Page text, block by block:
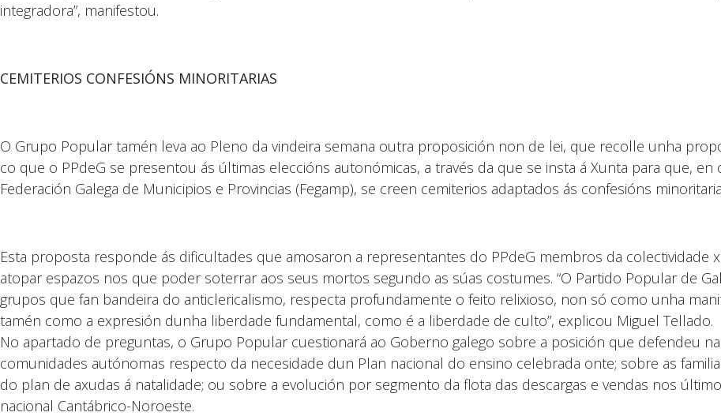
integradora”, manifestou.
CEMITERIOS CONFESIÓNS MINORITARIAS
O Grupo Popular tamén leva ao Pleno da vindeira semana outra proposición non de lei, que recolle unha
co que o PPdeG se presentou ás últimas eleccións autonómicas, a través da que se insta á Xunta para que, en
Federación Galega de Municipios e Provincias (Fegamp), se creen cemiterios adaptados ás confesións
Esta proposta responde ás dificultades que amosaron a representantes do PPdeG membros da colectividade
atopar espazos nos que poder soterrar aos seus mortos segundo as súas costumes. “O Partido Popular de
grupos que fan bandeira do anticlericalismo, respecta profundamente o feito relixioso, non só como unha
tamén como a expresión dunha liberdade fundamental, como é a liberdade de culto”, explicou Miguel Tellado.
No apartado de preguntas, o Grupo Popular cuestionará ao Goberno galego sobre a posición que defendeu
comunidades autónomas respecto da necesidade dun Plan nacional do ensino celebrada onte; sobre as
do plan de axudas á natalidade; ou sobre a evolución por segmento da flota das descargas e vendas nos
nacional Cantábrico-Noroeste.